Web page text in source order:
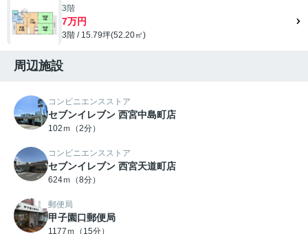
3階
7万円
3階 / 15.79坪(52.20㎡)
周辺施設
コンビニエンスストア
セブンイレブン 西宮中島町店
102ｍ（2分）
コンビニエンスストア
セブンイレブン 西宮天道町店
624ｍ（8分）
郵便局
甲子園口郵便局
1177ｍ（15分）